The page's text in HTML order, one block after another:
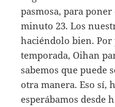
pasmosa, para
minuto 23. Los
haciéndolo bien.
temporada, Oihan
sabemos que puede
otra manera. Eso sí,
esperábamos desde